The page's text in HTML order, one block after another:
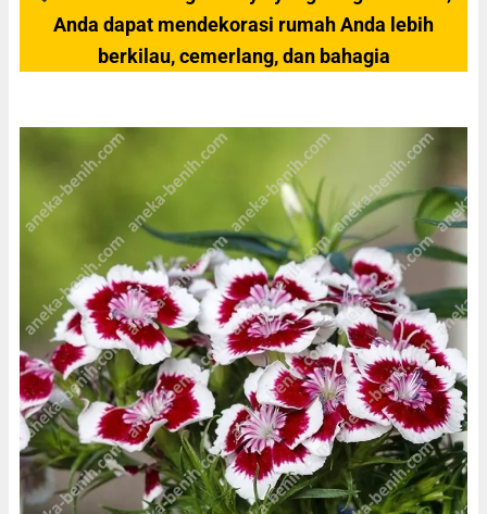
Anda dapat mendekorasi rumah Anda lebih
berkilau, cemerlang, dan bahagia